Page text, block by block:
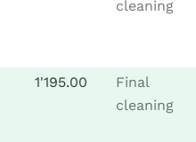
cleaning
1'195.00
Final
cleaning